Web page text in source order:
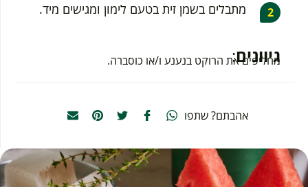
מתבלים בשמן זית בטעם לימון ומגישים מיד.
גיוונים:
מחליפים את הרוקט בנענע ו/או כוסברה.
אהבתם? שתפו